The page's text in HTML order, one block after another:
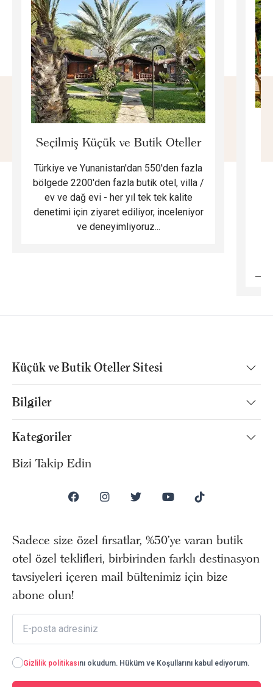
Seçilmiş Küçük ve Butik Oteller
Türkiye ve Yunanistan'dan 550'den fazla
bölgede 2200'den fazla butik otel, villa /
ev ve dağ evi - her yıl tek tek kalite
denetimi için ziyaret ediliyor, inceleniyor
ve deneyimliyoruz...
Küçük ve Butik Oteller Sitesi
Bilgiler
Kategoriler
Bizi Takip Edin
Sadece size özel fırsatlar, %50’ye varan butik
otel özel teklifleri, birbirinden farklı destinasyon
tavsiyeleri içeren mail bültenimiz için bize
abone olun!
Gizlilik politikasını okudum. Hüküm ve Koşullarını kabul ediyorum.